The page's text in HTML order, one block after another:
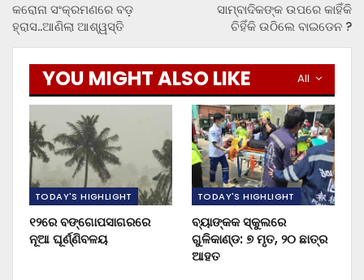
କରୋନା ସଂକ୍ରମଣରେ ବଡ଼
ହ୍ରାସ..ଆଣିଲା ଆଶ୍ୱସ୍ତି
ସାମ୍ବାଦିକଙ୍କ ଉପରେ କାହିଁକି
ଚିହିଁକି ଉଠିଲେ ବାଇଡେନ ?
All
YOU MIGHT ALSO LIKE
TODAY'S HIGHLIGHT
୧୨ରେ ବଙ୍ଗୋପସାଗରରେ
ନୂଆ ଘୂର୍ଣ୍ଣିବଳୟ
TODAY'S HIGHLIGHT
ବ୍ୟାଙ୍କକ ସ୍କୁଲରେ
ଗୁଳିକାଣ୍ଡ: ୭ ମୃତ, ୨୦ ଛାତ୍ର
ଆହତ